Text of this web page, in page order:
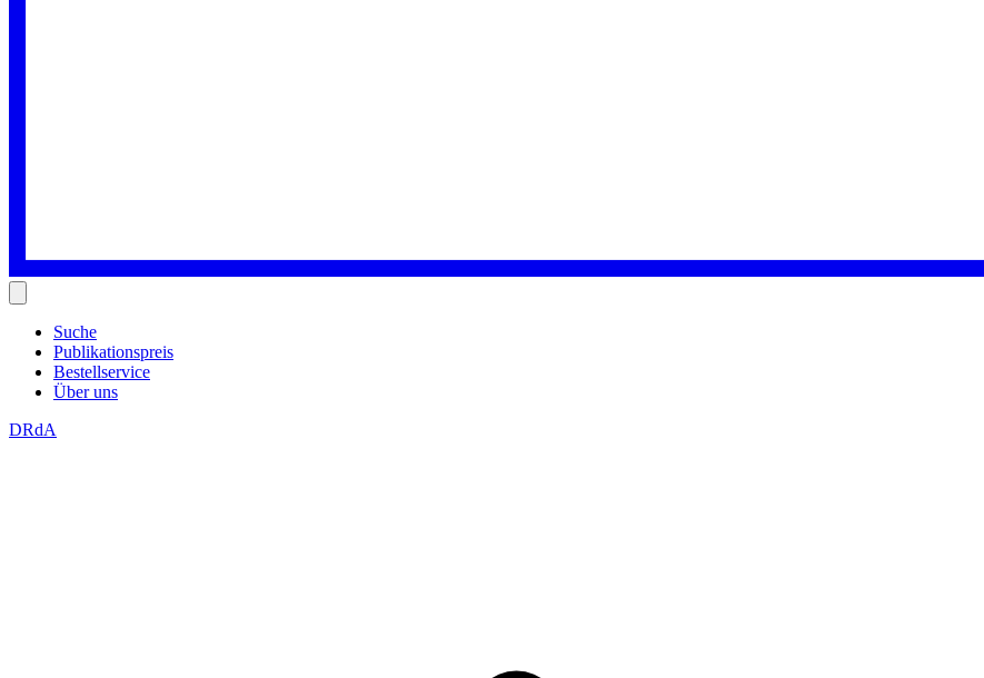
Suche
Publikationspreis
Bestellservice
Über uns
DRdA